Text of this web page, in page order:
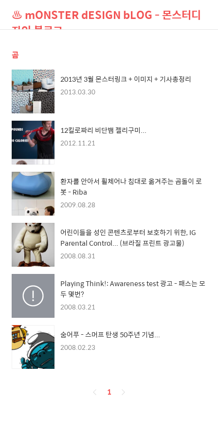
♨ mONSTER dESIGN bLOG - 몬스터디
자인 블로그
곰
2013년 3월 몬스터링크 + 이미지 + 기사총정리
2013.03.30
12킬로짜리 비단뱀 젤리구미...
2012.11.21
환자를 안아서 휠체어나 침대로 옮겨주는 곰돌이 로
봇 - Riba
2009.08.28
어린이들을 성인 콘텐츠로부터 보호하기 위한, IG
Parental Control... (브라질 프린트 광고물)
2008.08.31
Playing Think!: Awareness test 광고 - 패스는 모
두 몇번?
2008.03.21
숨어푸 - 스머프 탄생 50주년 기념...
2008.02.23
페
1